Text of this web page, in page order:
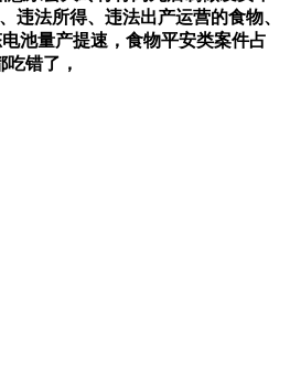
违法所得、违法出产运营的食物、
池量产提速，食物平安类案件占
错了，